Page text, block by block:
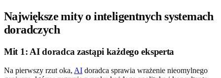
Największe mity o inteligentnych systemach
doradczych
Mit 1: AI doradca zastąpi każdego eksperta
Na pierwszy rzut oka, AI doradca sprawia wrażenie nieomylnego